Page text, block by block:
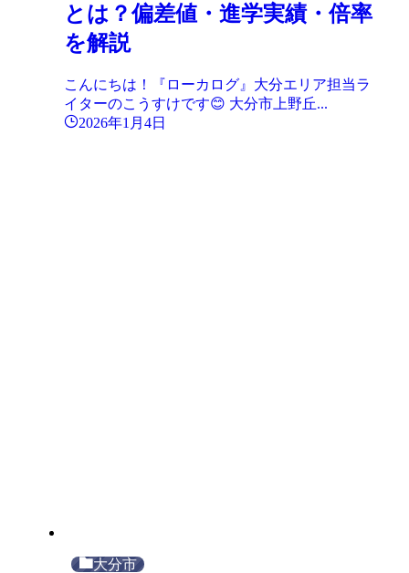
とは？偏差値・進学実績・倍率
を解説
こんにちは！『ローカログ』大分エリア担当ラ
イターのこうすけです😊 大分市上野丘...
2026年1月4日
大分市